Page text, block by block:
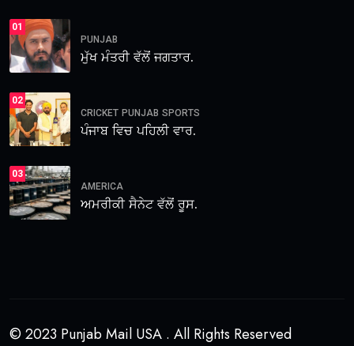
01
PUNJAB
ਮੁੱਖ ਮੰਤਰੀ ਵੱਲੋਂ ਜਗਤਾਰ.
02
CRICKET PUNJAB SPORTS
ਪੰਜਾਬ ਵਿਚ ਪਹਿਲੀ ਵਾਰ.
03
AMERICA
ਅਮਰੀਕੀ ਸੈਨੇਟ ਵੱਲੋਂ ਰੂਸ.
© 2023 Punjab Mail USA . All Rights Reserved